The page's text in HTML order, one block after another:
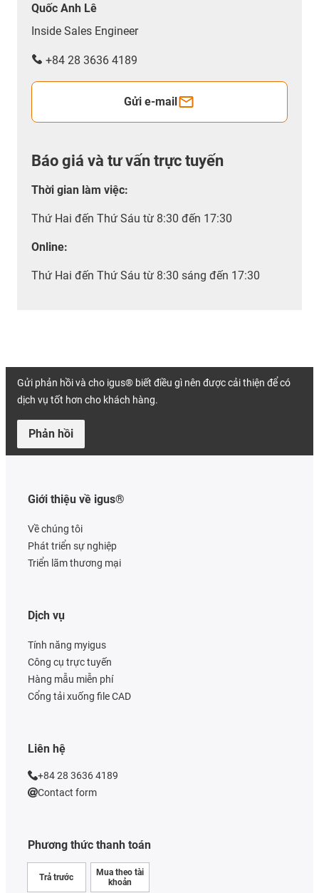
Quốc Anh Lê
Inside Sales Engineer
+84 28 3636 4189
Gửi e-mail
Báo giá và tư vấn trực tuyến
Thời gian làm việc:
Thứ Hai đến Thứ Sáu từ 8:30 đến 17:30
Online:
Thứ Hai đến Thứ Sáu từ 8:30 sáng đến 17:30
Gửi phản hồi và cho igus® biết điều gì nên được cải thiện để có
dịch vụ tốt hơn cho khách hàng.
Phản hồi
Giới thiệu về igus®
Về chúng tôi
Phát triển sự nghiệp
Triển lãm thương mại
Phương thức thanh toán
Trả trước
Mua theo tài
khoản
Dịch vụ
Tính năng myigus
Công cụ trực tuyến
Hàng mẫu miễn phí
Cổng tải xuống file CAD
Liên hệ
+84 28 3636 4189
Contact form